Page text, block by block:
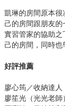
凱琳的房間原本很
己的房間跟朋友
實習管家的協助之
己的房間，同時也
好評推薦
廖心筠／收納達人
廖笙光（光光老